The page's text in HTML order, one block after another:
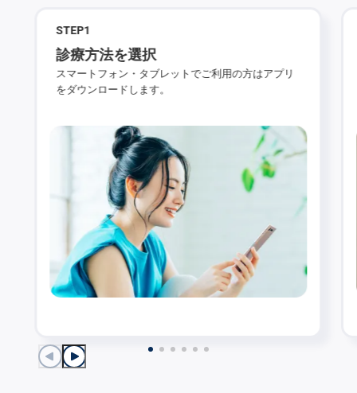
STEP1
診療方法を選択
スマートフォン・タブレットでご利用の方はアプリ
をダウンロードします。